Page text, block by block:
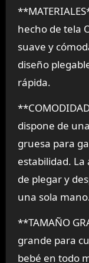
hecho de tela
suave y
diseño
rápida.
dispone de
gruesa para
estabilidad.
de plegar y
una sola
**TAMAÑO
grande para
bebé en todo